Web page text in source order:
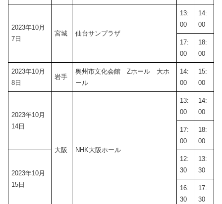
2023年10月
7日
宮城 仙台サンプラザ
13:
00
14:
00
17:
00
18:
00
2023年10月
8日
岩手
奥州市文化会館 Zホール 大ホ
ール
14:
00
15:
00
2023年10月
14日
大阪 NHK大阪ホール
13:
00
14:
00
17:
00
18:
00
2023年10月
15日
12:
30
13:
30
16:
30
17:
30